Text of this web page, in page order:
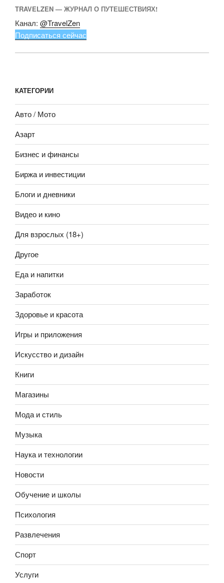
TRAVELZEN — ЖУРНАЛ О ПУТЕШЕСТВИЯХ!
Канал: @TravelZen
Подписаться сейчас
КАТЕГОРИИ
Авто / Мото
Азарт
Бизнес и финансы
Биржа и инвестиции
Блоги и дневники
Видео и кино
Для взрослых (18+)
Другое
Еда и напитки
Заработок
Здоровье и красота
Игры и приложения
Искусство и дизайн
Книги
Магазины
Мода и стиль
Музыка
Наука и технологии
Новости
Обучение и школы
Психология
Развлечения
Спорт
Услуги